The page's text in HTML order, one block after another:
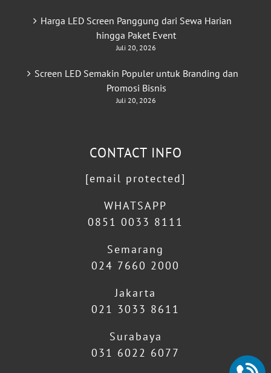
Harga LED Screen Panggung dari Sewa Harian
hingga Paket Event
Juli 20, 2026
Screen LED Semakin Populer untuk Branding dan
Promosi Bisnis
Juli 20, 2026
CONTACT INFO
[email protected]
WHATSAPP
0851 0033 8111
Semarang
024 7660 2000
Jakarta
021 3033 8611
Surabaya
031 6022 6077